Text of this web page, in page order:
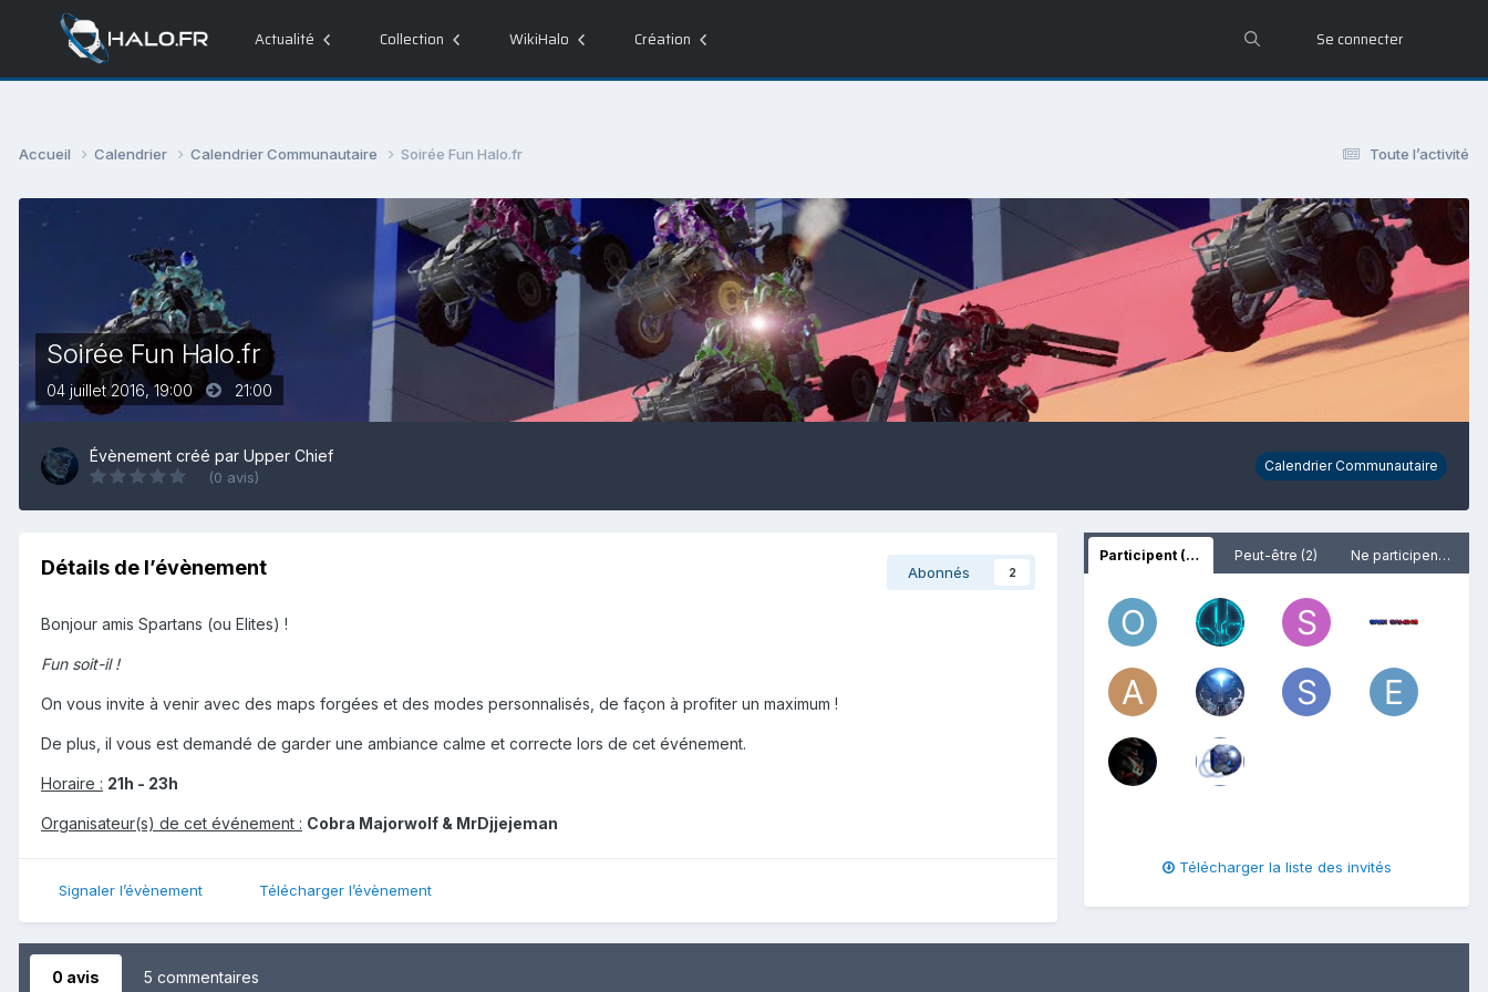
Actualité Collection WikiHalo Création Se connecter
Toute l’activité
Accueil Calendrier Calendrier Communautaire Soirée Fun Halo.fr
Soirée Fun Halo.fr
04 juillet 2016, 19:00 21:00
Évènement créé par Upper Chief
(0 avis)
Calendrier Communautaire
Détails de l’évènement Abonnés 2
Bonjour amis Spartans (ou Elites) !
Fun soit-il !
On vous invite à venir avec des maps forgées et des modes personnalisés, de façon à profiter un maximum !
De plus, il vous est demandé de garder une ambiance calme et correcte lors de cet événement.
Horaire : 21h - 23h
Organisateur(s) de cet événement : Cobra Majorwolf & MrDjjejeman
Signaler l’évènement Télécharger l’évènement
Participent (10) Peut-être (2) Ne participent pas
Télécharger la liste des invités
0 avis 5 commentaires